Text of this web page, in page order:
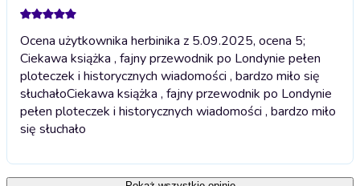
Ocena użytkownika herbinika z 5.09.2025, ocena 5;
Ciekawa książka , fajny przewodnik po Londynie pełen
ploteczek i historycznych wiadomości , bardzo miło się
słuchałoCiekawa książka , fajny przewodnik po Londynie
pełen ploteczek i historycznych wiadomości , bardzo miło
się słuchało